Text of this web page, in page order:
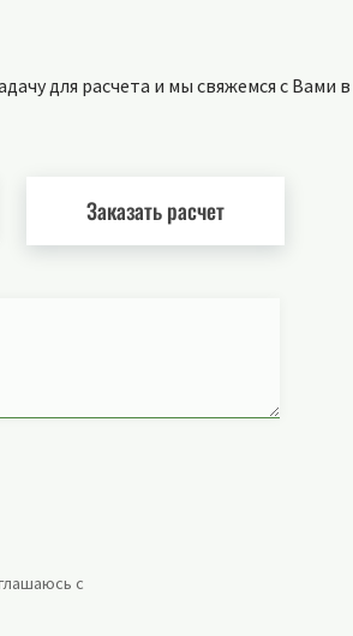
для расчета и мы свяжемся с Вами в
Заказать расчет
с